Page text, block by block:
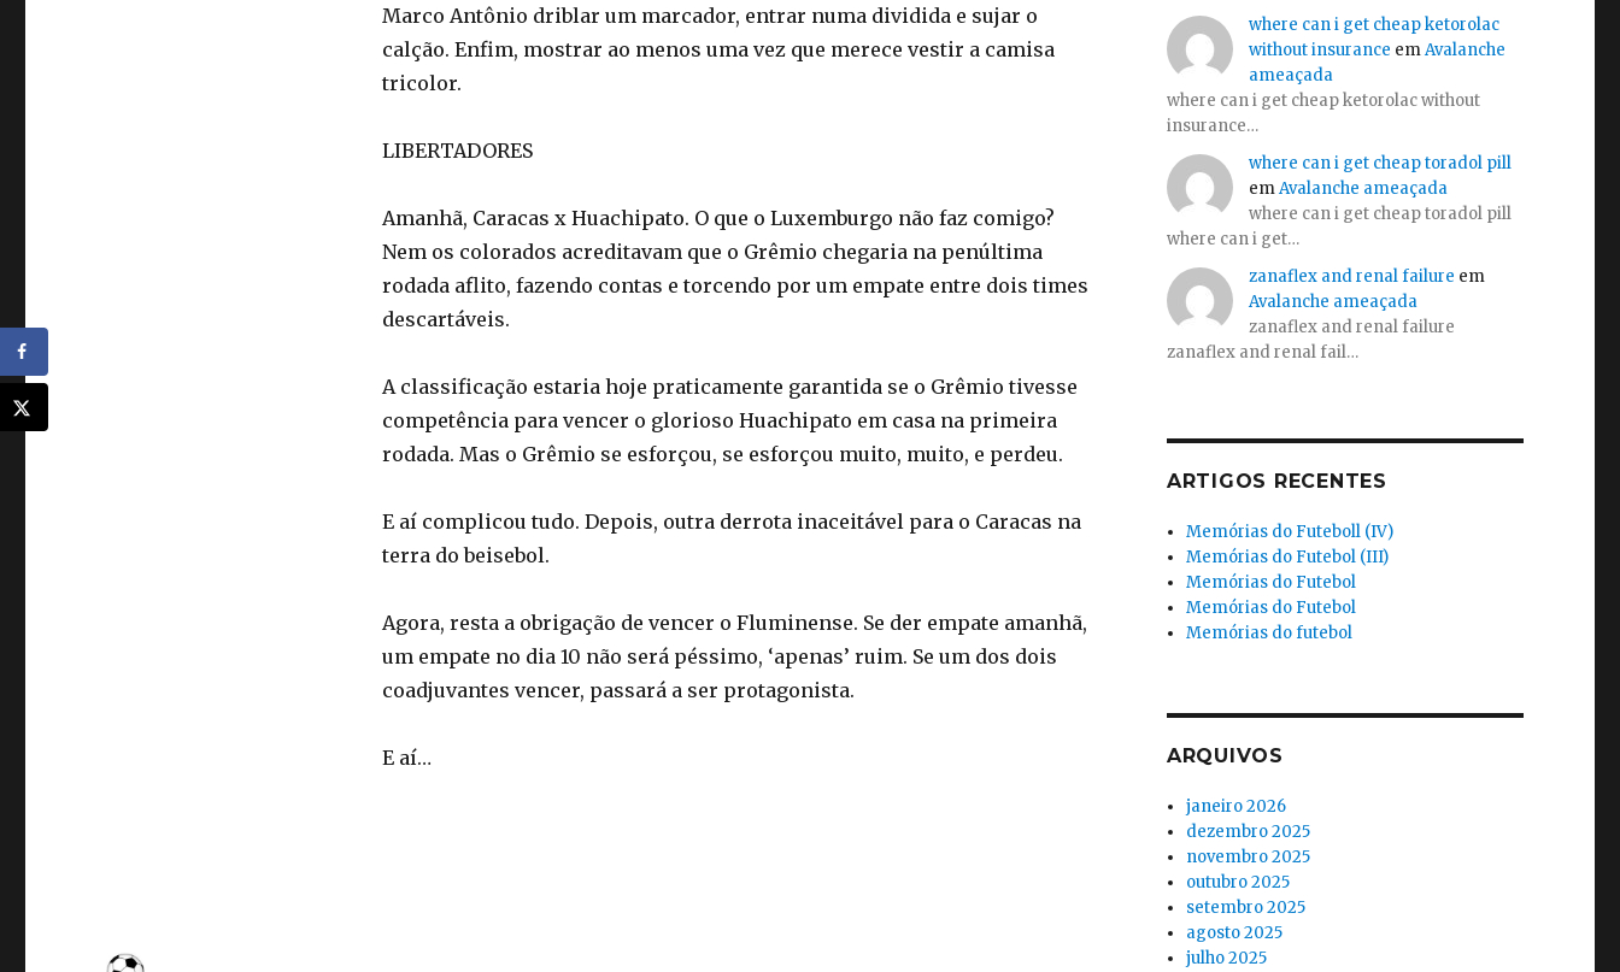
Marco Antônio driblar um marcador, entrar numa dividida e sujar o
calção. Enfim, mostrar ao menos uma vez que merece vestir a camisa
tricolor.
LIBERTADORES
Amanhã, Caracas x Huachipato. O que o Luxemburgo não faz comigo?
Nem os colorados acreditavam que o Grêmio chegaria na penúltima
rodada aflito, fazendo contas e torcendo por um empate entre dois times
descartáveis.
A classificação estaria hoje praticamente garantida se o Grêmio tivesse
competência para vencer o glorioso Huachipato em casa na primeira
rodada. Mas o Grêmio se esforçou, se esforçou muito, muito, e perdeu.
E aí complicou tudo. Depois, outra derrota inaceitável para o Caracas na
terra do beisebol.
Agora, resta a obrigação de vencer o Fluminense. Se der empate amanhã,
um empate no dia 10 não será péssimo, ‘apenas’ ruim. Se um dos dois
coadjuvantes vencer, passará a ser protagonista.
E aí…
where can i get cheap ketorolac
without insurance emAvalanche
ameaçada
where can i get cheap ketorolac without
insurance…
where can i get cheap toradol pill
emAvalanche ameaçada
where can i get cheap toradol pill
where can i get…
zanaflex and renal failure em
Avalanche ameaçada
zanaflex and renal failure
zanaflex and renal fail…
ARTIGOS RECENTES
Memórias do Futeboll (IV)
Memórias do Futebol (III)
Memórias do Futebol
Memórias do Futebol
Memórias do futebol
ARQUIVOS
janeiro 2026
dezembro 2025
novembro 2025
outubro 2025
setembro 2025
agosto 2025
julho 2025